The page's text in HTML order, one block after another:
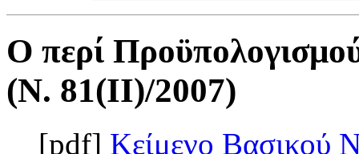
Ο περί
(Ν. 81(II)/2007)
[pdf] Κείμενο Βασικού